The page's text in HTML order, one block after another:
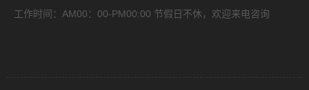
工作时间：AM00：00-PM00:00 节假日不休，欢迎来电咨询